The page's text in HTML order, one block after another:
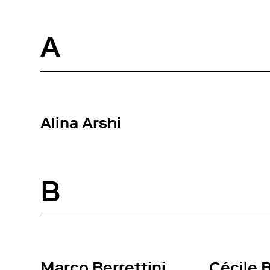
A
Alina Arshi
B